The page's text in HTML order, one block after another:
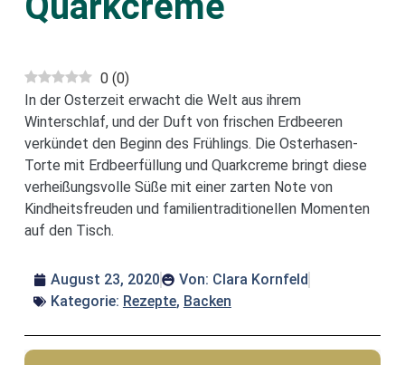
0 (0)
In der Osterzeit erwacht die Welt aus ihrem
Winterschlaf, und der Duft von frischen Erdbeeren
verkündet den Beginn des Frühlings. Die Osterhasen-
Torte mit Erdbeerfüllung und Quarkcreme bringt diese
verheißungsvolle Süße mit einer zarten Note von
Kindheitsfreuden und familientraditionellen Momenten
auf den Tisch.
August 23, 2020 Von: Clara Kornfeld
Kategorie: Rezepte, Backen